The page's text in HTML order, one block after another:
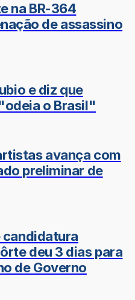
na BR-364
de assassino
e diz que
o Brasil"
avança com
preliminar de
candidatura
deu 3 dias para
de Governo